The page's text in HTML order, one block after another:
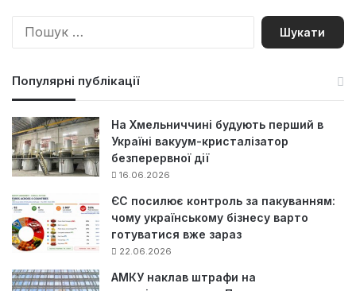
П
Популярні публікації
На Хмельниччині будують перший в
Україні вакуум-кристалізатор
безперервної дії
16.06.2026
ЄС посилює контроль за пакуванням:
чому українському бізнесу варто
готуватися вже зараз
22.06.2026
АМКУ наклав штрафи на